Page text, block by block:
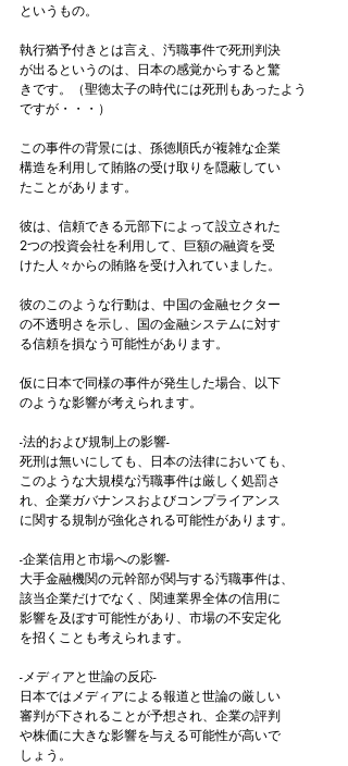
というもの。
執行猶予付きとは言え、汚職事件で死刑判決
が出るというのは、日本の感覚からすると驚
きです。（聖徳太子の時代には死刑もあったよう
ですが・・・）
この事件の背景には、孫徳順氏が複雑な企業
構造を利用して賄賂の受け取りを隠蔽してい
たことがあります。
彼は、信頼できる元部下によって設立された
2つの投資会社を利用して、巨額の融資を受
けた人々からの賄賂を受け入れていました。
彼のこのような行動は、中国の金融セクター
の不透明さを示し、国の金融システムに対す
る信頼を損なう可能性があります。
仮に日本で同様の事件が発生した場合、以下
のような影響が考えられます。
-法的および規制上の影響-
死刑は無いにしても、日本の法律においても、
このような大規模な汚職事件は厳しく処罰さ
れ、企業ガバナンスおよびコンプライアンス
に関する規制が強化される可能性があります。
-企業信用と市場への影響-
大手金融機関の元幹部が関与する汚職事件は、
該当企業だけでなく、関連業界全体の信用に
影響を及ぼす可能性があり、市場の不安定化
を招くことも考えられます。
-メディアと世論の反応-
日本ではメディアによる報道と世論の厳しい
審判が下されることが予想され、企業の評判
や株価に大きな影響を与える可能性が高いで
しょう。